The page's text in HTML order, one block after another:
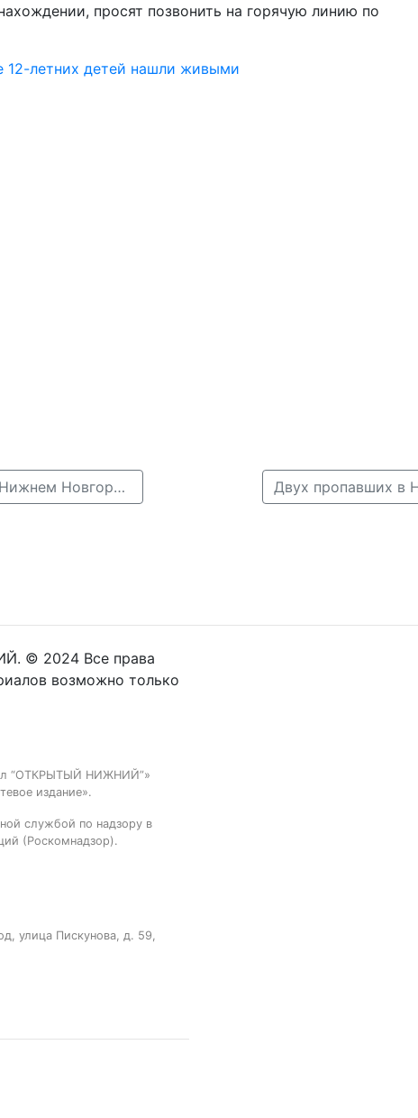
просят позвонить на горячую линию по
12-летних детей нашли живыми
← 16-летняя Марианна Ионова без вести пропала в Нижнем Новгороде
© 2024 Все права
возможно только
“ОТКРЫТЫЙ НИЖНИЙ”»
издание».
службой по надзору в
(Роскомнадзор).
улица Пискунова, д. 59,